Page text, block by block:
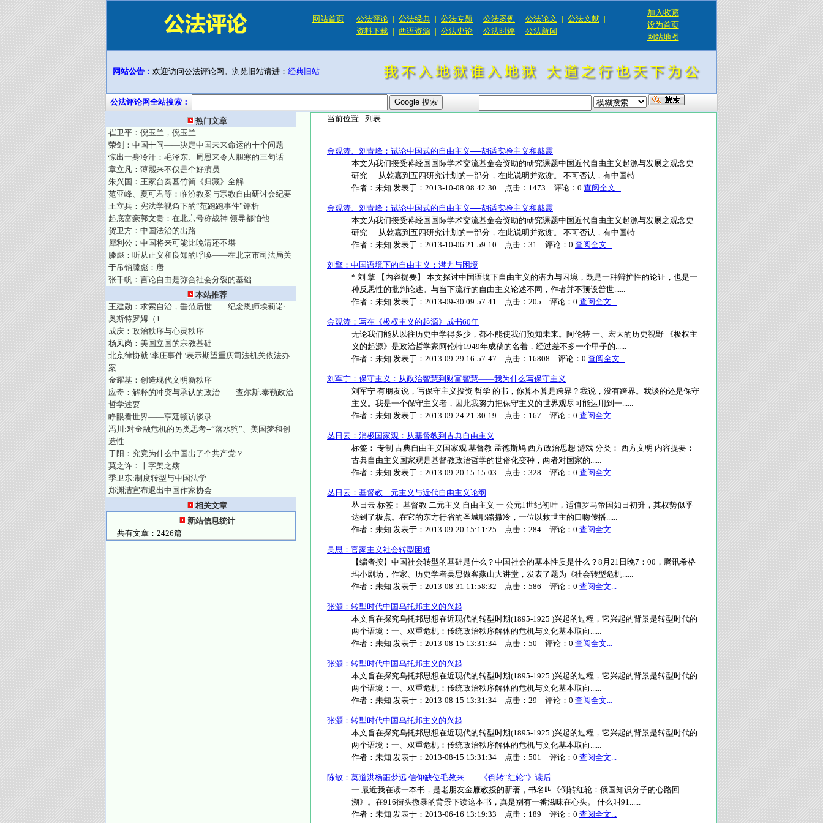
网站首页 | 公法评论 | 公法经典 | 公法专题 | 公法案例 | 公法论文 | 公法文献 |
资料下载 | 西语资源 | 公法史论 | 公法时评 | 公法新闻
加入收藏
设为首页
网站地图
网站公告： 欢迎访问公法评论网。浏览旧站请进： 经典旧站
公法评论网全站搜索：
热门文章
崔卫平：倪玉兰，倪玉兰
荣剑：中国十问——决定中国未来命运的十个问题
惊出一身冷汗：毛泽东、周恩来令人胆寒的三句话
章立凡：薄熙来不仅是个好演员
朱兴国：王家台秦墓竹简《归藏》全解
范亚峰、夏可君等：临汾教案与宗教自由研讨会纪要
王立兵：宪法学视角下的“范跑跑事件”评析
起底富豪郭文贵：在北京号称战神 领导都怕他
贺卫方：中国法治的出路
犀利公：中国将来可能比晚清还不堪
滕彪：听从正义和良知的呼唤——在北京市司法局关
于吊销滕彪：唐
张千帆：言论自由是弥合社会分裂的基础
本站推荐
王建勋：求索自治，垂范后世——纪念恩师埃莉诺·
奥斯特罗姆（1
成庆：政治秩序与心灵秩序
杨凤岗：美国立国的宗教基础
北京律协就"李庄事件"表示期望重庆司法机关依法办
案
金耀基：创造现代文明新秩序
应奇：解释的冲突与承认的政治——查尔斯.泰勒政治
哲学述要
睁眼看世界——亨廷顿访谈录
冯川:对金融危机的另类思考--“落水狗”、美国梦和创
造性
于阳：究竟为什么中国出了个共产党？
莫之许：十字架之殇
季卫东:制度转型与中国法学
郑渊洁宣布退出中国作家协会
相关文章
新站信息统计
· 共有文章：2426篇
当前位置 : 列表
金观涛、刘青峰：试论中国式的自由主义──胡适实验主义和戴震
本文为我们接受蒋经国国际学术交流基金会资助的研究课题中国近代自由主义起源与发展之观念史
研究──从乾嘉到五四研究计划的一部分，在此说明并致谢。 不可否认，有中国特......
作者： 未知 发表于： 2013-10-08 08:42:30 点击： 1473 评论： 0 查阅全文...
金观涛、刘青峰：试论中国式的自由主义──胡适实验主义和戴震
本文为我们接受蒋经国国际学术交流基金会资助的研究课题中国近代自由主义起源与发展之观念史
研究──从乾嘉到五四研究计划的一部分，在此说明并致谢。 不可否认，有中国特......
作者： 未知 发表于： 2013-10-06 21:59:10 点击： 31 评论： 0 查阅全文...
刘擎：中国语境下的自由主义：潜力与困境
* 刘 擎 【内容提要】 本文探讨中国语境下自由主义的潜力与困境，既是一种辩护性的论证，也是一
种反思性的批判论述。与当下流行的自由主义论述不同，作者并不预设普世......
作者： 未知 发表于： 2013-09-30 09:57:41 点击： 205 评论： 0 查阅全文...
金观涛：写在《极权主义的起源》成书60年
无论我们能从以往历史中学得多少，都不能使我们预知未来。阿伦特 一、宏大的历史视野 《极权主
义的起源》是政治哲学家阿伦特1949年成稿的名着，经过差不多一个甲子的......
作者： 未知 发表于： 2013-09-29 16:57:47 点击： 16808 评论： 0 查阅全文...
刘军宁：保守主义：从政治智慧到财富智慧——我为什么写保守主义
刘军宁 有朋友说，写保守主义投资 哲学 的书，你算不算是跨界？我说，没有跨界。我谈的还是保守
主义。我是一个保守主义者，因此我努力把保守主义的世界观尽可能运用到一......
作者： 未知 发表于： 2013-09-24 21:30:19 点击： 167 评论： 0 查阅全文...
丛日云：消极国家观：从基督教到古典自由主义
标签： 专制 古典自由主义国家观 基督教 孟德斯鸠 西方政治思想 游戏 分类： 西方文明 内容提要：
古典自由主义国家观是基督教政治哲学的世俗化变种，两者对国家的......
作者： 未知 发表于： 2013-09-20 15:15:03 点击： 328 评论： 0 查阅全文...
丛日云：基督教二元主义与近代自由主义论纲
丛日云 标签： 基督教 二元主义 自由主义 一 公元1世纪初叶，适值罗马帝国如日初升，其权势似乎
达到了极点。在它的东方行省的圣城耶路撒冷，一位以救世主的口吻传播......
作者： 未知 发表于： 2013-09-20 15:11:25 点击： 284 评论： 0 查阅全文...
吴思：官家主义社会转型困难
【编者按】中国社会转型的基础是什么？中国社会的基本性质是什么？8月21日晚7：00，腾讯希格
玛小剧场，作家、历史学者吴思做客燕山大讲堂，发表了题为《社会转型危机......
作者： 未知 发表于： 2013-08-31 11:58:32 点击： 586 评论： 0 查阅全文...
张灏：转型时代中国乌托邦主义的兴起
本文旨在探究乌托邦思想在近现代的转型时期(1895-1925 )兴起的过程，它兴起的背景是转型时代的
两个语境：一、双重危机：传统政治秩序解体的危机与文化基本取向......
作者： 未知 发表于： 2013-08-15 13:31:34 点击： 50 评论： 0 查阅全文...
张灏：转型时代中国乌托邦主义的兴起
本文旨在探究乌托邦思想在近现代的转型时期(1895-1925 )兴起的过程，它兴起的背景是转型时代的
两个语境：一、双重危机：传统政治秩序解体的危机与文化基本取向......
作者： 未知 发表于： 2013-08-15 13:31:34 点击： 29 评论： 0 查阅全文...
张灏：转型时代中国乌托邦主义的兴起
本文旨在探究乌托邦思想在近现代的转型时期(1895-1925 )兴起的过程，它兴起的背景是转型时代的
两个语境：一、双重危机：传统政治秩序解体的危机与文化基本取向......
作者： 未知 发表于： 2013-08-15 13:31:34 点击： 501 评论： 0 查阅全文...
陈敏：莫道洪杨噩梦远 信仰缺位毛教来——《倒转“红轮”》读后
一 最近我在读一本书，是老朋友金雁教授的新著，书名叫《倒转红轮：俄国知识分子的心路回
溯》。在916街头微暴的背景下读这本书，真是别有一番滋味在心头。 什么叫91......
作者： 未知 发表于： 2013-06-16 13:19:33 点击： 189 评论： 0 查阅全文...